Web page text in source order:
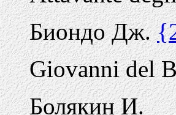
Биондо Дж.
Giovanni del
Болякин И.